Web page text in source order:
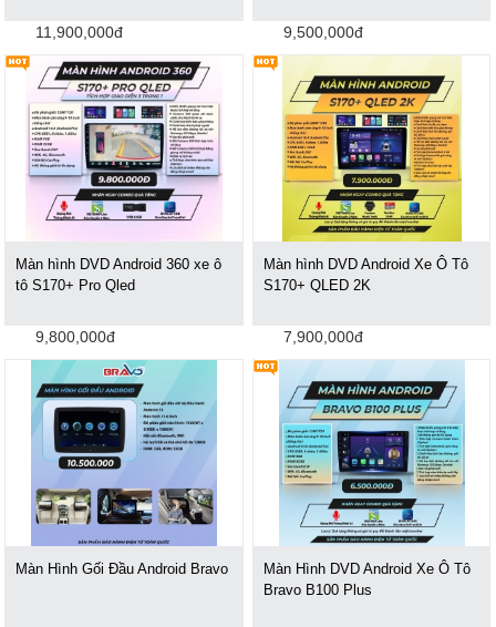
11,900,000đ 9,500,000đ
Màn hình DVD Android 360 xe ô
tô S170+ Pro Qled
9,800,000đ
Màn hình DVD Android Xe Ô Tô
S170+ QLED 2K
7,900,000đ
Màn Hình Gối Đầu Android Bravo
Màn Hình DVD Android Xe Ô Tô
Bravo B100 Plus